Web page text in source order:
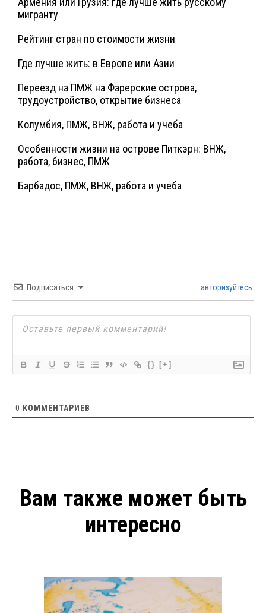
мигранту
Рейтинг стран по стоимости жизни
Где лучше жить: в Европе или Азии
Переезд на ПМЖ на Фарерские острова,
трудоустройство, открытие бизнеса
Колумбия, ПМЖ, ВНЖ, работа и учеба
Особенности жизни на острове Питкэрн: ВНЖ,
работа, бизнес, ПМЖ
Барбадос, ПМЖ, ВНЖ, работа и учеба
Подписаться авторизуйтесь
{} [+]
0 КОММЕНТАРИЕВ
Вам также может быть
интересно